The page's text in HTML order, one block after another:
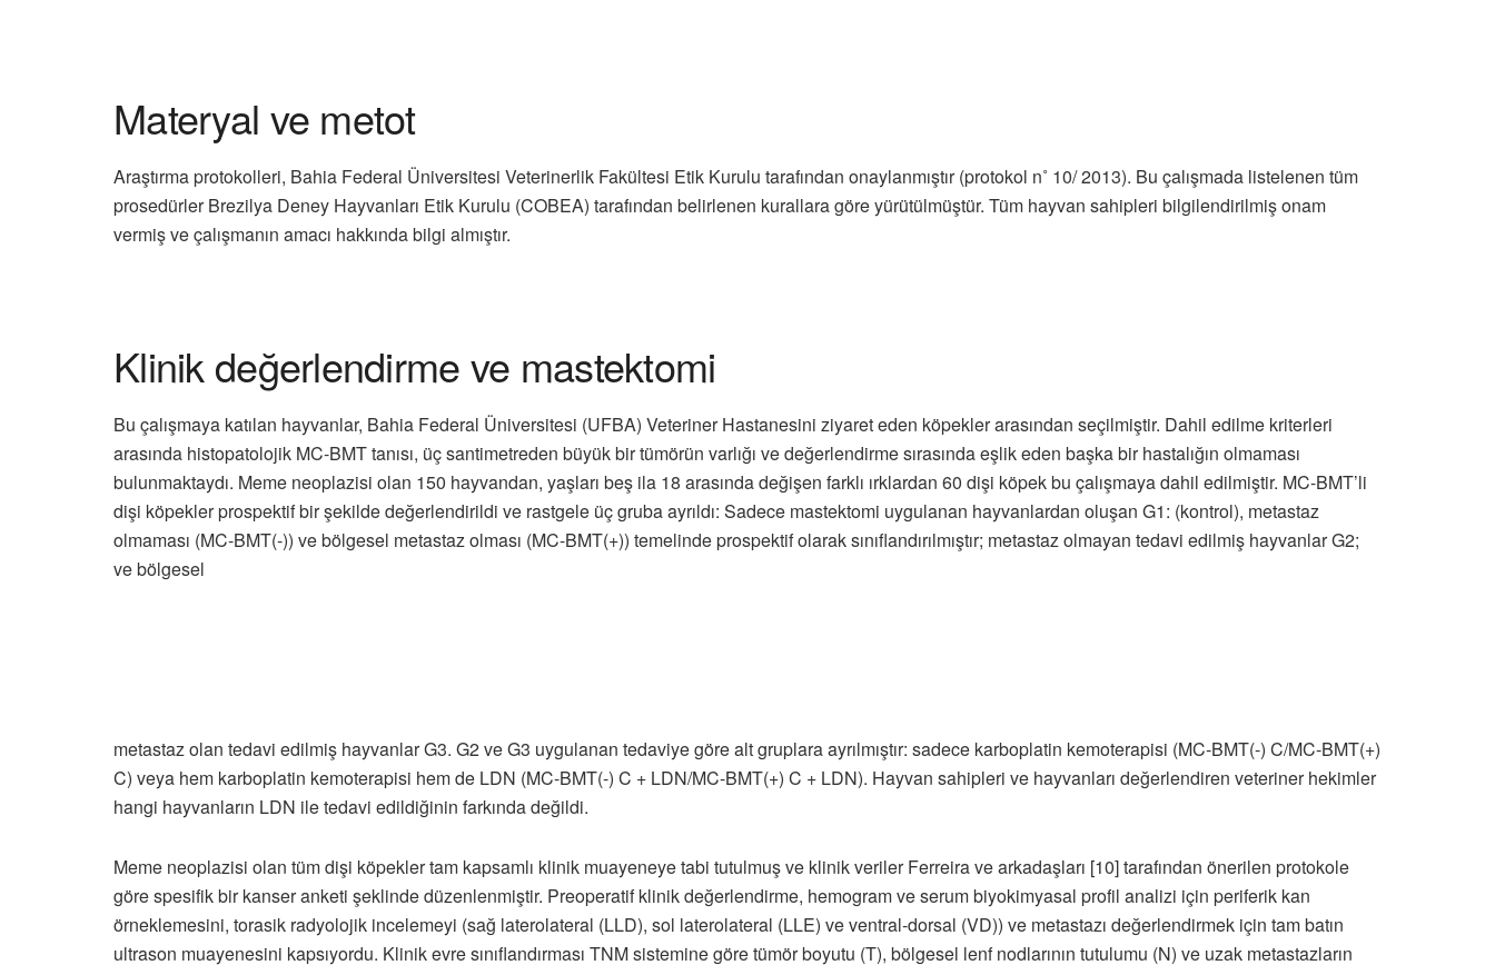
Materyal ve metot
Araştırma protokolleri, Bahia Federal Üniversitesi Veterinerlik Fakültesi Etik Kurulu tarafından onaylanmıştır (protokol n˚ 10/ 2013). Bu çalışmada listelenen tüm
prosedürler Brezilya Deney Hayvanları Etik Kurulu (COBEA) tarafından belirlenen kurallara göre yürütülmüştür. Tüm hayvan sahipleri bilgilendirilmiş onam
vermiş ve çalışmanın amacı hakkında bilgi almıştır.
Klinik değerlendirme ve mastektomi
Bu çalışmaya katılan hayvanlar, Bahia Federal Üniversitesi (UFBA) Veteriner Hastanesini ziyaret eden köpekler arasından seçilmiştir. Dahil edilme kriterleri
arasında histopatolojik MC-BMT tanısı, üç santimetreden büyük bir tümörün varlığı ve değerlendirme sırasında eşlik eden başka bir hastalığın olmaması
bulunmaktaydı. Meme neoplazisi olan 150 hayvandan, yaşları beş ila 18 arasında değişen farklı ırklardan 60 dişi köpek bu çalışmaya dahil edilmiştir. MC-BMT’li
dişi köpekler prospektif bir şekilde değerlendirildi ve rastgele üç gruba ayrıldı: Sadece mastektomi uygulanan hayvanlardan oluşan G1: (kontrol), metastaz
olmaması (MC-BMT(-)) ve bölgesel metastaz olması (MC-BMT(+)) temelinde prospektif olarak sınıflandırılmıştır; metastaz olmayan tedavi edilmiş hayvanlar G2;
ve bölgesel
metastaz olan tedavi edilmiş hayvanlar G3. G2 ve G3 uygulanan tedaviye göre alt gruplara ayrılmıştır: sadece karboplatin kemoterapisi (MC-BMT(-) C/MC-BMT(+)
C) veya hem karboplatin kemoterapisi hem de LDN (MC-BMT(-) C + LDN/MC-BMT(+) C + LDN). Hayvan sahipleri ve hayvanları değerlendiren veteriner hekimler
hangi hayvanların LDN ile tedavi edildiğinin farkında değildi.
Meme neoplazisi olan tüm dişi köpekler tam kapsamlı klinik muayeneye tabi tutulmuş ve klinik veriler Ferreira ve arkadaşları [10] tarafından önerilen protokole
göre spesifik bir kanser anketi şeklinde düzenlenmiştir. Preoperatif klinik değerlendirme, hemogram ve serum biyokimyasal profil analizi için periferik kan
örneklemesini, torasik radyolojik incelemeyi (sağ laterolateral (LLD), sol laterolateral (LLE) ve ventral-dorsal (VD)) ve metastazı değerlendirmek için tam batın
ultrason muayenesini kapsıyordu. Klinik evre sınıflandırması TNM sistemine göre tümör boyutu (T), bölgesel lenf nodlarının tutulumu (N) ve uzak metastazların